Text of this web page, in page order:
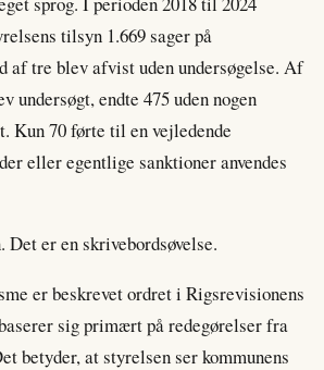
tilsyn 1.669 sager på
af tre blev afvist uden undersøgelse. Af
undersøgt, endte 475 uden nogen
Kun 70 førte til en vejledende
eller egentlige sanktioner anvendes
er en skrivebordsøvelse.
er beskrevet ordret i Rigsrevisionens
sig primært på redegørelser fra
betyder, at styrelsen ser kommunens